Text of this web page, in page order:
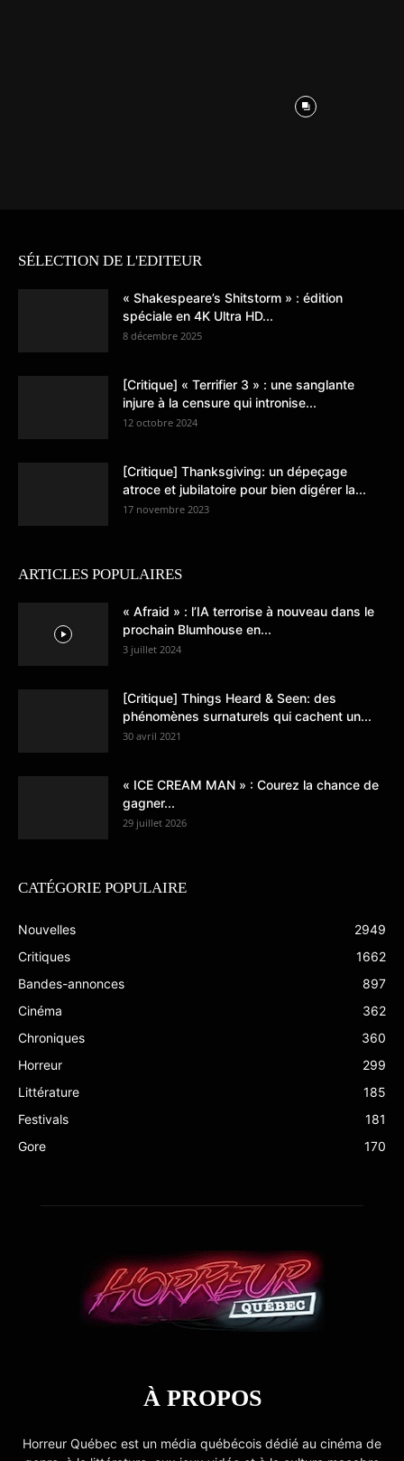
SÉLECTION DE L'EDITEUR
« Shakespeare’s Shitstorm » : édition
spéciale en 4K Ultra HD...
8 décembre 2025
[Critique] « Terrifier 3 » : une sanglante
injure à la censure qui intronise...
12 octobre 2024
[Critique] Thanksgiving: un dépeçage
atroce et jubilatoire pour bien digérer la...
17 novembre 2023
ARTICLES POPULAIRES
« Afraid » : l’IA terrorise à nouveau dans le
prochain Blumhouse en...
3 juillet 2024
[Critique] Things Heard & Seen: des
phénomènes surnaturels qui cachent un...
30 avril 2021
« ICE CREAM MAN » : Courez la chance de
gagner...
29 juillet 2026
CATÉGORIE POPULAIRE
Nouvelles
2949
Critiques
1662
Bandes-annonces
897
Cinéma
362
Chroniques
360
Horreur
299
Littérature
185
Festivals
181
Gore
170
À PROPOS
Horreur Québec est un média québécois dédié au cinéma de